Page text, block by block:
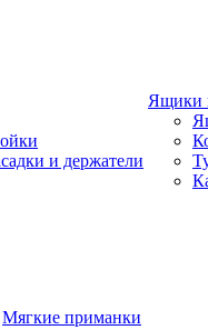
и держатели
Ящики
Мягкие приманки